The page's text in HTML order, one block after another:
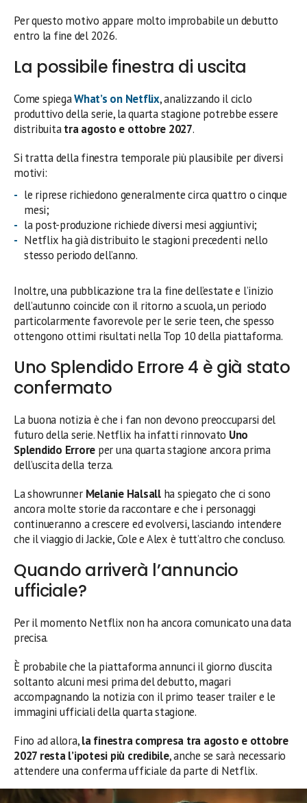
Per questo motivo appare molto improbabile un debutto
entro la fine del 2026.
La possibile finestra di uscita
Come spiegaWhat’s on Netflix, analizzando il ciclo
produttivo della serie, la quarta stagione potrebbe essere
distribuitatra agosto e ottobre 2027.
Si tratta della finestra temporale più plausibile per diversi
motivi:
le riprese richiedono generalmente circa quattro o cinque
mesi;
la post-produzione richiede diversi mesi aggiuntivi;
Netflix ha già distribuito le stagioni precedenti nello
stesso periodo dell’anno.
Inoltre, una pubblicazione tra la fine dell’estate e l’inizio
dell’autunno coincide con il ritorno a scuola, un periodo
particolarmente favorevole per le serie teen, che spesso
ottengono ottimi risultati nella Top 10 della piattaforma.
Uno Splendido Errore 4 è già stato
confermato
La buona notizia è che i fan non devono preoccuparsi del
futuro della serie. Netflix ha infatti rinnovato Uno
Splendido Errore per una quarta stagione ancora prima
dell’uscita della terza.
La showrunner Melanie Halsallha spiegato che ci sono
ancora molte storie da raccontare e che i personaggi
continueranno a crescere ed evolversi, lasciando intendere
che il viaggio di Jackie, Cole e Alex è tutt’altro che concluso.
Quando arriverà l’annuncio
ufficiale?
Per il momento Netflix non ha ancora comunicato una data
precisa.
È probabile che la piattaforma annunci il giorno d’uscita
soltanto alcuni mesi prima del debutto, magari
accompagnando la notizia con il primo teaser trailer e le
immagini ufficiali della quarta stagione.
Fino ad allora,la finestra compresa tra agosto e ottobre
2027 resta l’ipotesi più credibile, anche se sarà necessario
attendere una conferma ufficiale da parte di Netflix.